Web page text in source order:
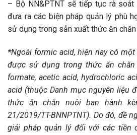
– Bộ NN&PTNT sẽ tiếp tục rà soát
đưa ra các biện pháp quản lý phù
sử dụng trong sản xuất thức ăn
*Ngoài formic acid, hiện nay có
được sử dụng trong thức ăn
formate, acetic acid, hydrochloric
acid (thuộc Danh mục nguyên liệu
thức ăn chăn nuôi ban hành
21/2019/TT-BNNPTNT). Do đó, đề
giải pháp quản lý đối với các tiền